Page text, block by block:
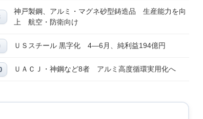
神戸製鋼、アルミ・マグネ砂型鋳造品 生産能力を向
上 航空・防衛向け
ＵＳスチール 黒字化 4―6月、純利益194億円
ＵＡＣＪ・神鋼など8者 アルミ高度循環実用化へ